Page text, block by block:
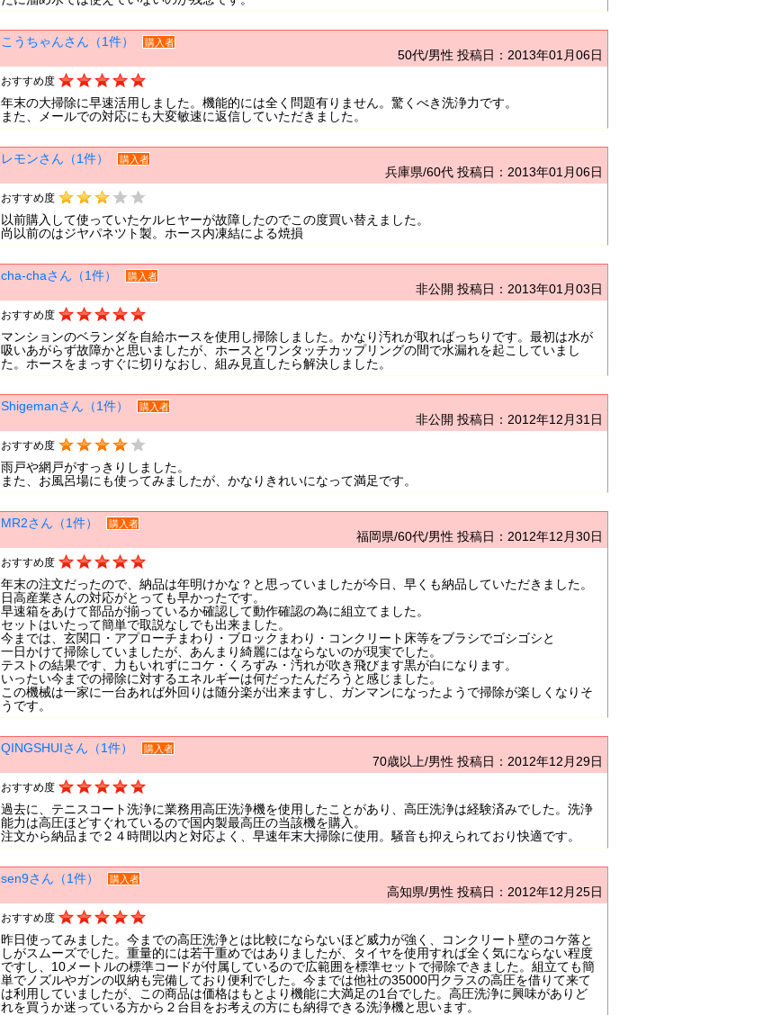
こうちゃんさん（1件） 購入者
50代/男性 投稿日：2013年01月06日
おすすめ度
年末の大掃除に早速活用しました。機能的には全く問題有りません。驚くべき洗浄力です。
また、メールでの対応にも大変敏速に返信していただきました。
レモンさん（1件） 購入者
兵庫県/60代 投稿日：2013年01月06日
おすすめ度
以前購入して使っていたケルヒヤーが故障したのでこの度買い替えました。
尚以前のはジヤパネツト製。ホース内凍結による焼損
cha-chaさん（1件） 購入者
非公開 投稿日：2013年01月03日
おすすめ度
マンションのベランダを自給ホースを使用し掃除しました。かなり汚れが取ればっちりです。最初は水が
吸いあがらず故障かと思いましたが、ホースとワンタッチカップリングの間で水漏れを起こしていまし
た。ホースをまっすぐに切りなおし、組み見直したら解決しました。
Shigemanさん（1件） 購入者
非公開 投稿日：2012年12月31日
おすすめ度
雨戸や網戸がすっきりしました。
また、お風呂場にも使ってみましたが、かなりきれいになって満足です。
MR2さん（1件） 購入者
福岡県/60代/男性 投稿日：2012年12月30日
おすすめ度
年末の注文だったので、納品は年明けかな？と思っていましたが今日、早くも納品していただきました。
日高産業さんの対応がとっても早かったです。
早速箱をあけて部品が揃っているか確認して動作確認の為に組立てました。
セットはいたって簡単で取説なしでも出来ました。
今までは、玄関口・アプローチまわり・ブロックまわり・コンクリート床等をブラシでゴシゴシと
一日かけて掃除していましたが、あんまり綺麗にはならないのが現実でした。
テストの結果です、力もいれずにコケ・くろずみ・汚れが吹き飛びます黒が白になります。
いったい今までの掃除に対するエネルギーは何だったんだろうと感じました。
この機械は一家に一台あれば外回りは随分楽が出来ますし、ガンマンになったようで掃除が楽しくなりそ
うです。
QINGSHUIさん（1件） 購入者
70歳以上/男性 投稿日：2012年12月29日
おすすめ度
過去に、テニスコート洗浄に業務用高圧洗浄機を使用したことがあり、高圧洗浄は経験済みでした。洗浄
能力は高圧ほどすぐれているので国内製最高圧の当該機を購入。
注文から納品まで２４時間以内と対応よく、早速年末大掃除に使用。騒音も抑えられており快適です。
sen9さん（1件） 購入者
高知県/男性 投稿日：2012年12月25日
おすすめ度
昨日使ってみました。今までの高圧洗浄とは比較にならないほど威力が強く、コンクリート壁のコケ落と
しがスムーズでした。重量的には若干重めではありましたが、タイヤを使用すれば全く気にならない程度
ですし、10メートルの標準コードが付属しているので広範囲を標準セットで掃除できました。組立ても簡
単でノズルやガンの収納も完備しており便利でした。今までは他社の35000円クラスの高圧を借りて来て
は利用していましたが、この商品は価格はもとより機能に大満足の1台でした。高圧洗浄に興味がありど
れを買うか迷っている方から２台目をお考えの方にも納得できる洗浄機と思います。